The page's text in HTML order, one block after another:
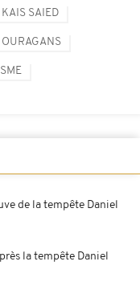
KAIS SAIED
OURAGANS
de la tempête Daniel
la tempête Daniel